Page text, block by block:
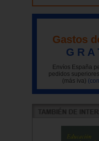
Gastos
G R A
Envíos España
pedidos
(más iva)